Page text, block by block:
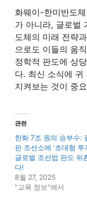
화웨이-한미반도
가 아니라, 글로벌
도체의 미래 전략
으로도 이들의 움
정학적 판도에 상
다. 최신 소식에 귀
지켜보는 것이 중
관련
한화 7조 원의 승부수:
핀 조선소에 ‘초대형 투
글로벌 조선업 판도 뒤
다!
8월 27, 2025
"교육 정보"에서